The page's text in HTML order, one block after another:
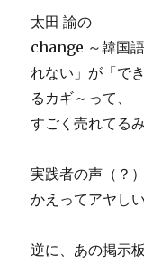
太田 諭の
change ～韓国
れない」が「で
るカギ～って、
すごく売れてる
実践者の声（？
かえってアヤし
逆に、あの掲示